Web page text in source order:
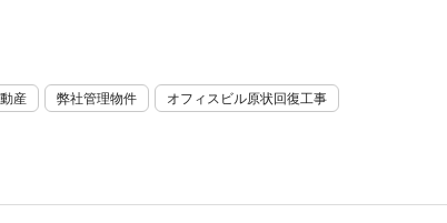
産 弊社管理物件 オフィスビル原状回復工事